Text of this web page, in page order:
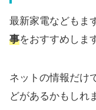
最新家電などもま
事をおすすめしま
ネットの情報だけ
どがあるかもしれ